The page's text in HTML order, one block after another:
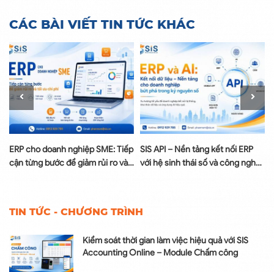
TIN TỨC - CHƯƠNG TRÌNH
Kiểm soát thời gian làm việc hiệu quả với SIS
Accounting Online – Module Chấm công
CÁC BÀI VIẾT TIN TỨC KHÁC
ERP cho doanh nghiệp SME: Tiếp
cận từng bước để giảm rủi ro và
SIS API – Nền tảng kết nối ERP
với hệ sinh thái số và công nghệ